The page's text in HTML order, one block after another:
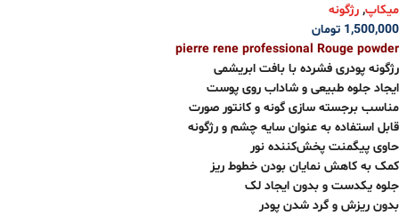
میکاپ, رژگونه
1,500,000 تومان
pierre rene professional Rouge powder
رژگونه پودری فشرده با بافت ابریشمی
ایجاد جلوه‌ طبیعی و شاداب روی پوست
مناسب برجسته سازی گونه و کانتور صورت
قابل استفاده به عنوان سایه چشم و رژگونه
حاوی پیگمنت پخش‌کننده نور
کمک به کاهش نمایان بودن خطوط ریز
جلوه یکدست و بدون ایجاد لک
بدون ریزش و گرد شدن پودر